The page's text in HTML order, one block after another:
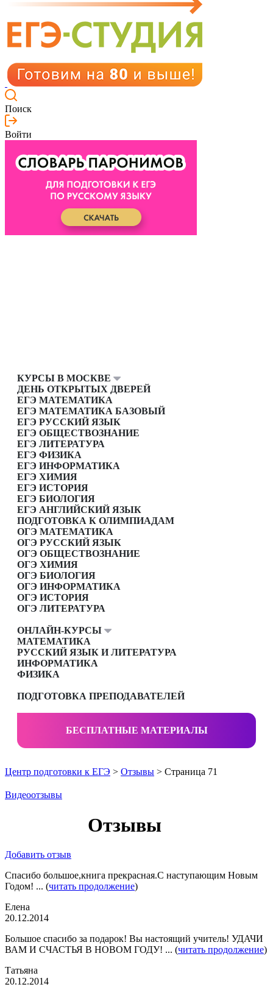
Поиск
Войти
КУРСЫ В МОСКВЕ
ДЕНЬ ОТКРЫТЫХ ДВЕРЕЙ
ЕГЭ МАТЕМАТИКА
ЕГЭ МАТЕМАТИКА БАЗОВЫЙ
ЕГЭ РУССКИЙ ЯЗЫК
ЕГЭ ОБЩЕСТВОЗНАНИЕ
ЕГЭ ЛИТЕРАТУРА
ЕГЭ ФИЗИКА
ЕГЭ ИНФОРМАТИКА
ЕГЭ ХИМИЯ
ЕГЭ ИСТОРИЯ
ЕГЭ БИОЛОГИЯ
ЕГЭ АНГЛИЙСКИЙ ЯЗЫК
ПОДГОТОВКА К ОЛИМПИАДАМ
ОГЭ МАТЕМАТИКА
ОГЭ РУССКИЙ ЯЗЫК
ОГЭ ОБЩЕСТВОЗНАНИЕ
ОГЭ ХИМИЯ
ОГЭ БИОЛОГИЯ
ОГЭ ИНФОРМАТИКА
ОГЭ ИСТОРИЯ
ОГЭ ЛИТЕРАТУРА
ОНЛАЙН-КУРСЫ
МАТЕМАТИКА
РУССКИЙ ЯЗЫК И ЛИТЕРАТУРА
ИНФОРМАТИКА
ФИЗИКА
ПОДГОТОВКА ПРЕПОДАВАТЕЛЕЙ
БЕСПЛАТНЫЕ МАТЕРИАЛЫ
Центр подготовки к ЕГЭ > Отзывы > Страница 71
Видеоотзывы
Отзывы
Добавить отзыв
Спасибо большое,книга прекрасная.С наступающим Новым
Годом! ... (читать продолжение)
Елена
20.12.2014
Большое спасибо за подарок! Вы настоящий учитель! УДАЧИ
ВАМ И СЧАСТЬЯ В НОВОМ ГОДУ! ... (читать продолжение)
Татьяна
20.12.2014